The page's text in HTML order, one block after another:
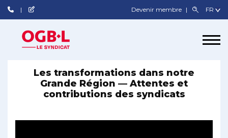
Devenir membre
Les transformations dans notre
Grande Région — Attentes et
contributions des syndicats